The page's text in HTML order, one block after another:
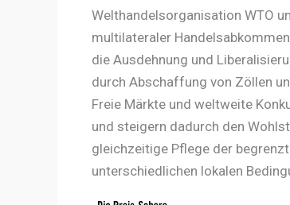
Welthandelsorganisation WTO
multilateraler
die Ausdehnung und
durch Abschaffung von Zöllen
Freie Märkte und weltweite
und steigern dadurch den
gleichzeitige Pflege der
unterschiedlichen lokalen